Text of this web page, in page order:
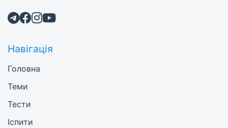
Навігація
Головна
Теми
Тести
Іспити